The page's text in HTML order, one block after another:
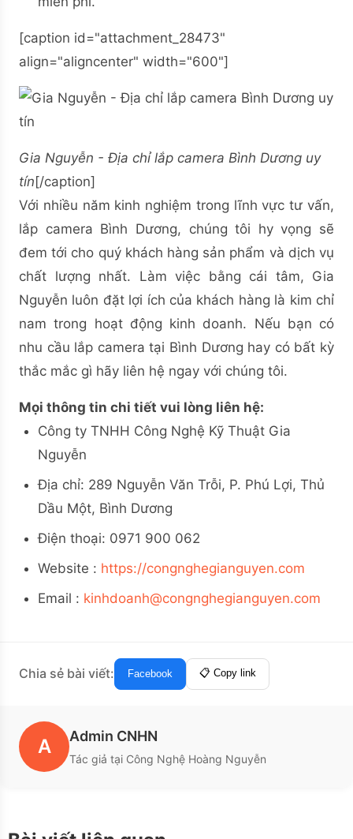
[caption id="attachment_28473"
align="aligncenter" width="600"]
Gia Nguyễn - Địa chỉ lắp camera Bình Dương uy
tín[/caption]
Với nhiều năm kinh nghiệm trong lĩnh vực tư vấn,
lắp camera Bình Dương, chúng tôi hy vọng sẽ
đem tới cho quý khách hàng sản phẩm và dịch vụ
chất lượng nhất. Làm việc bằng cái tâm, Gia
Nguyễn luôn đặt lợi ích của khách hàng là kim chỉ
nam trong hoạt động kinh doanh. Nếu bạn có
nhu cầu lắp camera tại Bình Dương hay có bất kỳ
thắc mắc gì hãy liên hệ ngay với chúng tôi.
Mọi thông tin chi tiết vui lòng liên hệ:
Công ty TNHH Công Nghệ Kỹ Thuật Gia
Nguyễn
Địa chỉ: 289 Nguyễn Văn Trỗi, P. Phú Lợi, Thủ
Dầu Một, Bình Dương
Điện thoại: 0971 900 062
Website : https://congnghegianguyen.com
Email : kinhdoanh@congnghegianguyen.com
Chia sẻ bài viết: Facebook 📋 Copy link
A Admin CNHN
Tác giả tại Công Nghệ Hoàng Nguyễn